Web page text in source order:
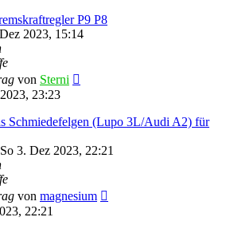
P9 P8
2023, 15:14
von Sterni
23:23
Schmiedefelgen (Lupo 3L/Audi A2) für
So 3. Dez 2023, 22:21
von magnesium
22:21